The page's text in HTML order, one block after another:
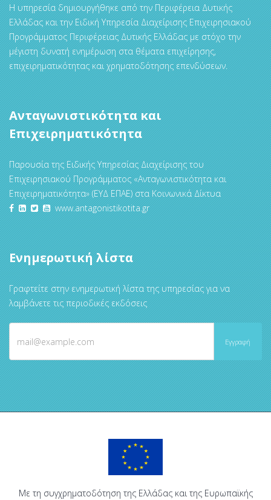
Η υπηρεσία δημιουργήθηκε από την Περιφέρεια Δυτικής
Ελλάδας και την Ειδική Υπηρεσία Διαχείρισης Επιχειρησιακού
Προγράμματος Περιφέρειας Δυτικής Ελλάδας με στόχο την
μέγιστη δυνατή ενημέρωση στα θέματα επιχείρησης,
επιχειρηματικότητας και χρηματοδότησης επενδύσεων.
Ανταγωνιστικότητα και
Επιχειρηματικότητα
Παρουσία της Ειδικής Υπηρεσίας Διαχείρισης του
Επιχειρησιακού Προγράμματος «Ανταγωνιστικότητα και
Επιχειρηματικότητα» (ΕΥΔ ΕΠΑΕ) στα Κοινωνικά Δίκτυα
www.antagonistikotita.gr
Ενημερωτική λίστα
Γραφτείτε στην ενημερωτική λίστα της υπηρεσίας για να
λαμβάνετε τις περιοδικές εκδόσεις
Με τη συγχρηματοδότηση της Ελλάδας και της Ευρωπαϊκής